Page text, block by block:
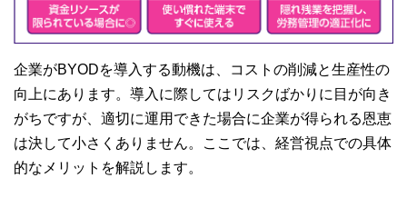
企業がBYODを導入する動機は、コストの削減と生産性の
向上にあります。導入に際してはリスクばかりに目が向き
がちですが、適切に運用できた場合に企業が得られる恩恵
は決して小さくありません。ここでは、経営視点での具体
的なメリットを解説します。